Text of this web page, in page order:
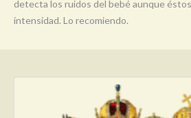
detecta los ruidos del bebé aunque
intensidad. Lo recomiendo.